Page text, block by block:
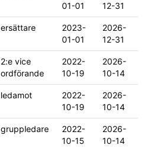
01-01
12-31
ersättare
2023-
01-01
2026-
12-31
2:e vice
ordförande
2022-
10-19
2026-
10-14
ledamot
2022-
10-19
2026-
10-14
gruppledare
2022-
10-15
2026-
10-14